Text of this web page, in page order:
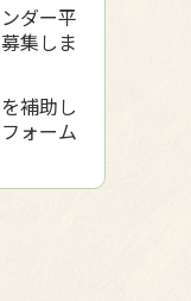
ダー平
集しま
補助し
ォーム